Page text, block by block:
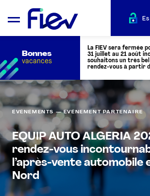
QUI SOMMES-NOUS ?
L’AUTOMOTIVE
ADHÉRENTS
ACTUALITÉS
Bonnes
vacances
La FIEV sera fermée
31 juillet au 21 août
souhaitons un très
rendez-vous à partir
ÉVÈNEMENTS — EVÉNEMENT PARTENAIRE
EQUIP AUTO ALGERIA
rendez-vous
l’après-vente automobile
Nord